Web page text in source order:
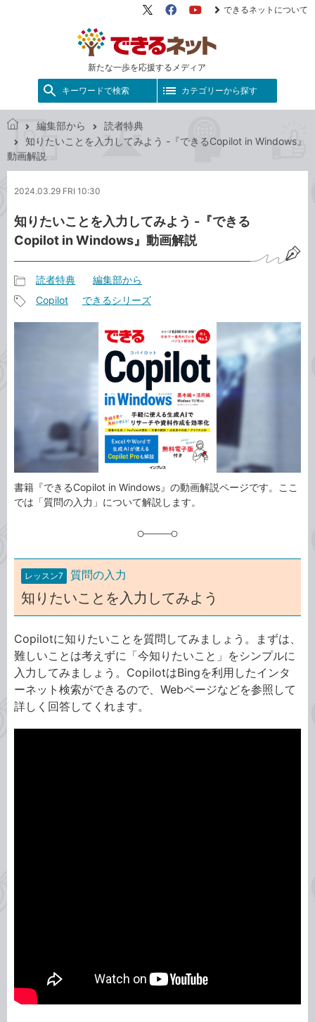
新たな一歩を応援するメディア
X（旧
FacebookYouTube
できるネットについて
キーワードで検索 カテゴリーから探す
で
き
ッ
編集部から
読者特典
知りたいことを入力してみよう -『できるCopilot in Windows』
動画解説
2024.03.29 FRI 10:30
知りたいことを入力してみよう -『できる
Copilot in Windows』動画解説
事
カ
読者特典 編集部から
Copilot できるシリーズ
書籍『できるCopilot in Windows』の動画解説ページです。ここ
では「質問の入力」について解説します。
レッスン7 質問の入力
知りたいことを入力してみよう
Copilotに知りたいことを質問してみましょう。まずは、
難しいことは考えずに「今知りたいこと」をシンプルに
入力してみましょう。CopilotはBingを利用したインタ
ーネット検索ができるので、Webページなどを参照して
詳しく回答してくれます。